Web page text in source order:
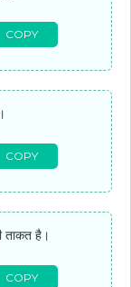
ताकत है।